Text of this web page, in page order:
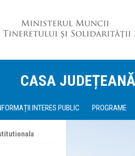
CASA
INTERES PUBLIC PROGRAME